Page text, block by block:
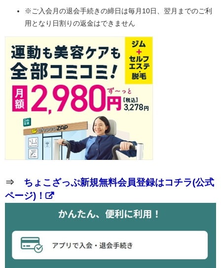
※ご入会月の退会手続きの締日は毎月10日、翌月までのご利
用となり日割りの返金はできません
⇒ ちょこざっぷ新規無料会員登録はコチラ(公式
ページ)！